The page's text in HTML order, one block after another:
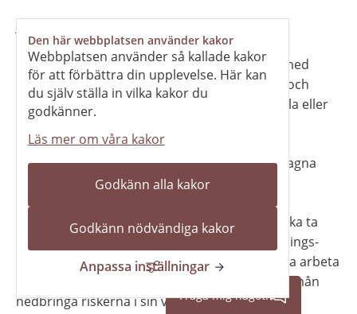
Den här webbplatsen använder kakor
Webbplatsen använder så kallade kakor
för att förbättra din upplevelse. Här kan
du själv ställa in vilka kakor du
godkänner.
Läs mer om våra kakor
Godkänn alla kakor
Godkänn nödvändiga kakor
Anpassa inställningar
k) Krisberedskap, Krisledningsnämnden har med
hänsyn till den extraordinära händelsens art och
omfattning rätt att tillämpliga delar överta hela eller
delar av bolagets verk- samhetsområden.
l) Representation, Av kommunfullmäktige antagna
regler för representation gäller för bo-
m) Internkontroll och riskhantering, Bolaget ska ta
hänsyn till kommunens reglemen- te/tillämpnings-
anvisningar för intern styrning och Bolaget ska arbeta
med att identifiera, analysera och i möjligaste mån
nedbringa riskerna i sin verksamhet genom
Fråga mig något!